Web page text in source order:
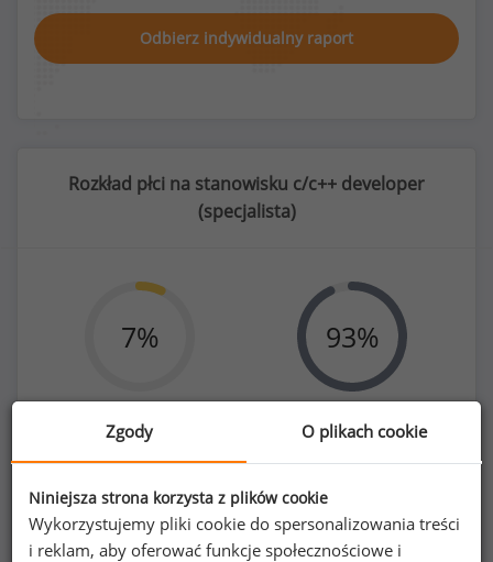
Odbierz indywidualny raport
Rozkład płci na stanowisku c/c++ developer
(specjalista)
7%
Kobiety
23
93%
326
Zgody O plikach cookie
Niniejsza strona korzysta z plików cookie
Wykorzystujemy pliki cookie do spersonalizowania treści
i reklam, aby oferować funkcje społecznościowe i